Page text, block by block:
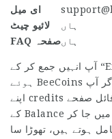
ای میل
لائیو چیٹ
ہاں
FAQ صفحہہاں
آپ انہیں جمع کر کے “Exchange” سیکشن میں اپنے کمائے
ہوئے BeeCoins کو انعامات کے بدلے تبدیل کر سکتے ہیں۔ اگر آپ
اپنے credits استعمال کرنا چاہتے ہیں تو آپ کو اپنے پروفائل صفحے
کے Balance ٹیب میں جا کر Comp points والے حصے تک نیچے
ہوتے ہیں، تھوڑا سا